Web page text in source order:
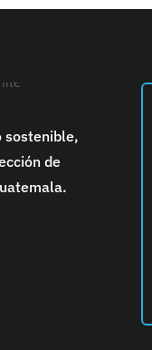
sostenible,
de